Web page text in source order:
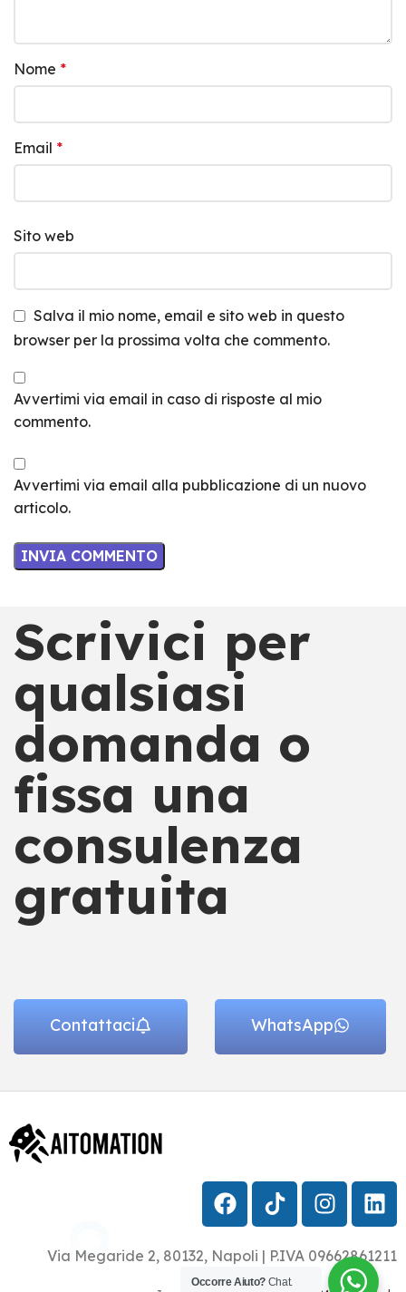
Nome *
Email *
Sito web
Salva il mio nome, email e sito web in questo
browser per la prossima volta che commento.
Avvertimi via email in caso di risposte al mio
commento.
Avvertimi via email alla pubblicazione di un nuovo
articolo.
Scrivici per
qualsiasi
domanda o
fissa una
consulenza
gratuita
Contattaci WhatsApp
Via Megaride 2, 80132, Napoli | P.IVA 09662861211
Occorre Aiuto?Chat.